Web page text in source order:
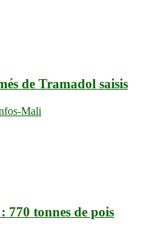
de Tramadol saisis
Mali
770 tonnes de pois